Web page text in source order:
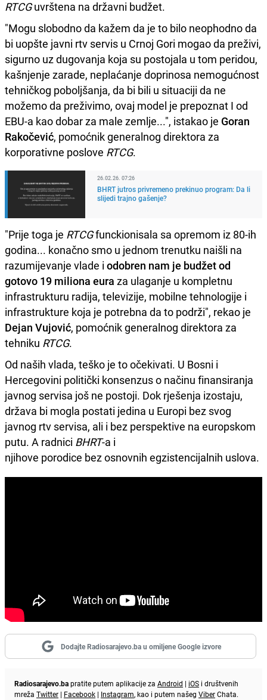
RTCGuvrštena na državni budžet.
"Mogu slobodno da kažem da je to bilo neophodno da
bi uopšte javni rtv servis u Crnoj Gori mogao da preživi,
sigurno uz dugovanja koja su postojala u tom peridou,
kašnjenje zarade, neplaćanje doprinosa nemogućnost
tehničkog poboljšanja, da bi bili u situaciji da ne
možemo da preživimo, ovaj model je prepoznat I od
EBU-a kao dobar za male zemlje...", istakao je Goran
Rakočević, pomoćnik generalnog direktora za
korporativne poslove RTCG.
26.02.26. 07:26
BHRT jutros privremeno prekinuo program: Da li
slijedi trajno gašenje?
"Prije toga je RTCGfunckionisala sa opremom iz 80-ih
godina... konačno smo u jednom trenutku naišli na
razumijevanje vlade i odobren nam je budžet od
gotovo 19 miliona eura za ulaganje u kompletnu
infrastrukturu radija, televizije, mobilne tehnologije i
infrastrukture koja je potrebna da to podrži", rekao je
Dejan Vujović, pomoćnik generalnog direktora za
tehniku RTCG.
Od naših vlada, teško je to očekivati. U Bosni i
Hercegovini politički konsenzus o načinu finansiranja
javnog servisa još ne postoji. Dok rješenja izostaju,
država bi mogla postati jedina u Europi bez svog
javnog rtv servisa, ali i bez perspektive na europskom
putu. A radnici BHRT-a i
njihove porodice bez osnovnih egzistencijalnih uslova.
Dodajte Radiosarajevo.ba u omiljene Google izvore
Radiosarajevo.bapratite putem aplikacije za Android | iOS i društvenih
mreža Twitter | Facebook | Instagram, kao i putem našeg ViberChata.